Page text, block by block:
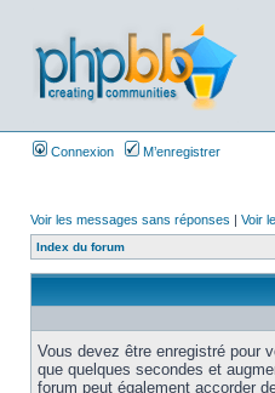
Connexion M’enregistrer
Voir les messages sans réponses | Voir
Index du forum
Vous devez être enregistré pour
que quelques secondes et
forum peut également accorder